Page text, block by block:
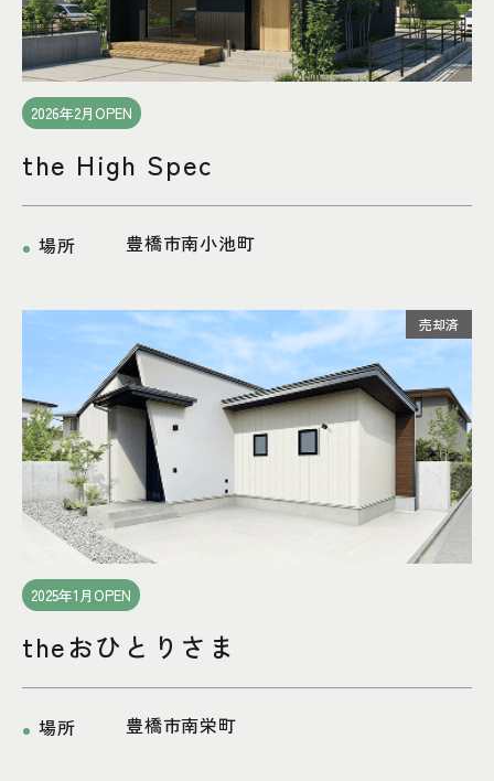
2026年2月OPEN
the High Spec
場所 豊橋市南小池町
売却済
2025年1月OPEN
theおひとりさま
場所 豊橋市南栄町